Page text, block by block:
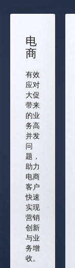
电
商
有效
应对
大促
带来
的业
务高
并发
问
题，
助力
电商
客户
快速
实现
营销
创新
与业
务增
收。